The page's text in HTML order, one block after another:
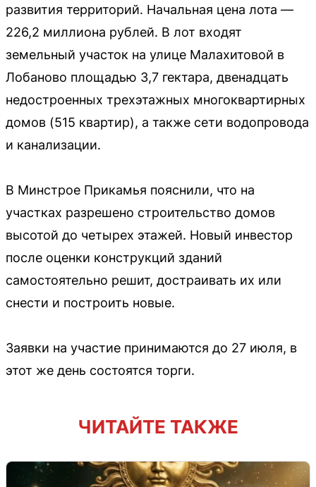
развития территорий. Начальная цена лота —
226,2 миллиона рублей. В лот входят
земельный участок на улице Малахитовой в
Лобаново площадью 3,7 гектара, двенадцать
недостроенных трехэтажных многоквартирных
домов (515 квартир), а также сети водопровода
и канализации.
В Минстрое Прикамья пояснили, что на
участках разрешено строительство домов
высотой до четырех этажей. Новый инвестор
после оценки конструкций зданий
самостоятельно решит, достраивать их или
снести и построить новые.
Заявки на участие принимаются до 27 июля, в
этот же день состоятся торги.
ЧИТАЙТЕ ТАКЖЕ